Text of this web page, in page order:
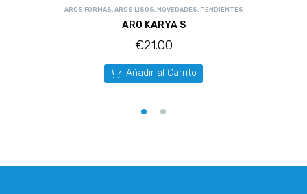
AROS FORMAS AROS LISOS NOVEDADES PENDIENTES
ARO KARYA S
€21.00
Añadir al Carrito